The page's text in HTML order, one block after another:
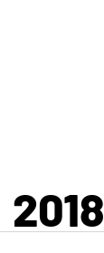
2018